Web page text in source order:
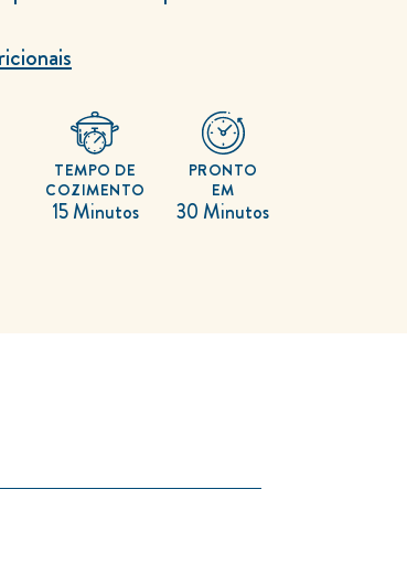
15 Minutos
TEMPO DE
COZIMENTO
30 Minutos
PRONTO
EM